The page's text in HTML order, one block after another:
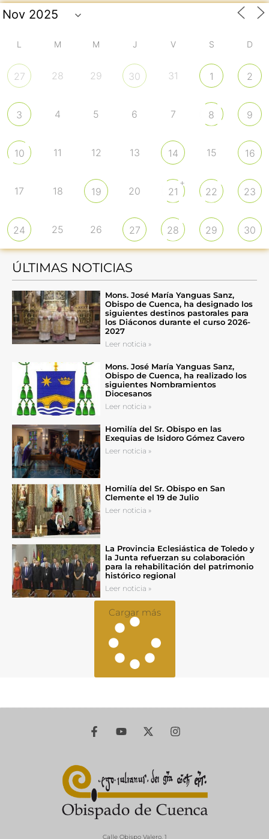
L M M J V S D
27 28 29 30 31 1 2
3 4 5 6 7 8 9
10 11 12 13 14 15 16
17 18 19 20 21
+
22 23
24 25 26 27 28 29 30
ÚLTIMAS NOTICIAS
Mons. José María Yanguas Sanz,
Obispo de Cuenca, ha designado los
siguientes destinos pastorales para
los Diáconos durante el curso 2026-
2027
Leer noticia »
Mons. José María Yanguas Sanz,
Obispo de Cuenca, ha realizado los
siguientes Nombramientos
Diocesanos
Leer noticia »
Homilía del Sr. Obispo en las
Exequias de Isidoro Gómez Cavero
Leer noticia »
Homilía del Sr. Obispo en San
Clemente el 19 de Julio
Leer noticia »
La Provincia Eclesiástica de Toledo y
la Junta refuerzan su colaboración
para la rehabilitación del patrimonio
histórico regional
Leer noticia »
Cargar más
Calle Obispo Valero, 1